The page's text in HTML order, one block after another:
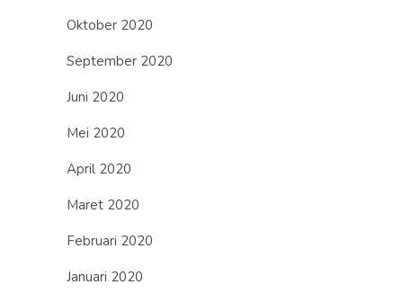
Oktober 2020
September 2020
Juni 2020
Mei 2020
April 2020
Maret 2020
Februari 2020
Januari 2020